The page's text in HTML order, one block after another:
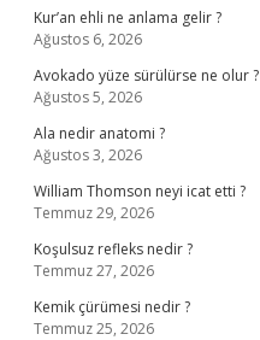
Kur’an ehli ne anlama gelir ?
Ağustos 6, 2026
Avokado yüze sürülürse ne olur ?
Ağustos 5, 2026
Ala nedir anatomi ?
Ağustos 3, 2026
William Thomson neyi icat etti ?
Temmuz 29, 2026
Koşulsuz refleks nedir ?
Temmuz 27, 2026
Kemik çürümesi nedir ?
Temmuz 25, 2026